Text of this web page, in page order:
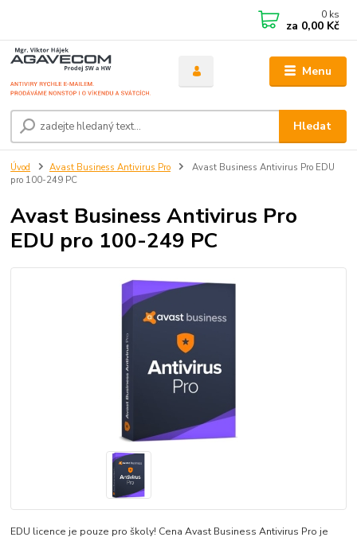
Menu
Hledat
0 ks
za 0,00 Kč
Úvod Avast Business Antivirus Pro
Avast Business Antivirus Pro EDU
pro 100-249 PC
Avast Business Antivirus Pro
EDU pro 100-249 PC
EDU licence je pouze pro školy! Cena Avast Business Antivirus Pro je